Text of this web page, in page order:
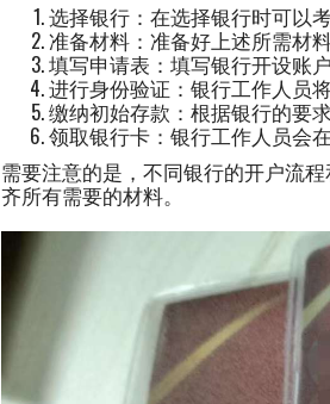
选择银行：在选择银行时可以
准备材料：准备好上述所需材
填写申请表：填写银行开设账
进行身份验证：银行工作人员
缴纳初始存款：根据银行的要
领取银行卡：银行工作人员会
需要注意的是，不同银行的开户流
齐所有需要的材料。